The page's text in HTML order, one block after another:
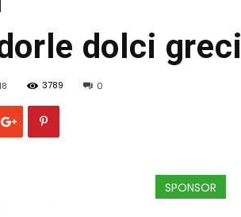
dolci greci
3789 0
SPONSOR